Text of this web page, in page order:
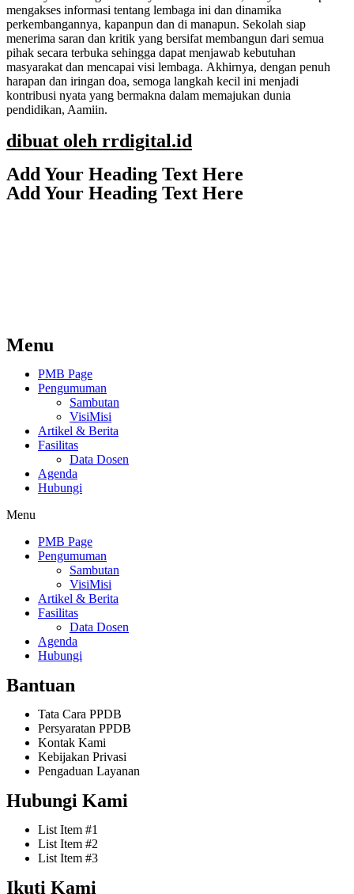
mengakses informasi tentang lembaga ini dan dinamika
perkembangannya, kapanpun dan di manapun. Sekolah siap
menerima saran dan kritik yang bersifat membangun dari semua
pihak secara terbuka sehingga dapat menjawab kebutuhan
masyarakat dan mencapai visi lembaga. Akhirnya, dengan penuh
harapan dan iringan doa, semoga langkah kecil ini menjadi
kontribusi nyata yang bermakna dalam memajukan dunia
pendidikan, Aamiin.
dibuat oleh rrdigital.id
Add Your Heading Text Here
Add Your Heading Text Here
Menu
PMB Page
Pengumuman
Sambutan
VisiMisi
Artikel & Berita
Fasilitas
Data Dosen
Agenda
Hubungi
Menu
PMB Page
Pengumuman
Sambutan
VisiMisi
Artikel & Berita
Fasilitas
Data Dosen
Agenda
Hubungi
Bantuan
Tata Cara PPDB
Persyaratan PPDB
Kontak Kami
Kebijakan Privasi
Pengaduan Layanan
Hubungi Kami
List Item #1
List Item #2
List Item #3
Ikuti Kami